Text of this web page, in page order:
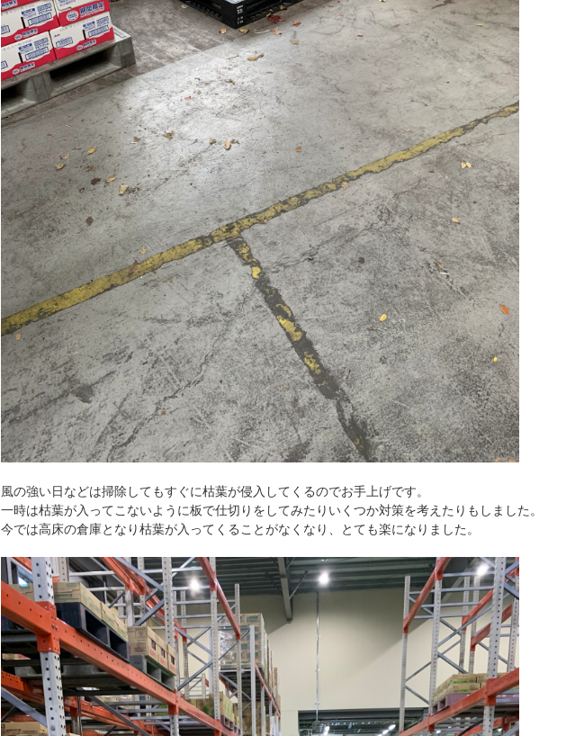
風の強い日などは掃除してもすぐに枯葉が侵入してくるのでお手上げです。
一時は枯葉が入ってこないように板で仕切りをしてみたりいくつか対策を考えたりもしました。
今では高床の倉庫となり枯葉が入ってくることがなくなり、とても楽になりました。